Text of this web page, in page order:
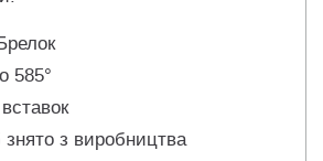
585°
знято з виробництва